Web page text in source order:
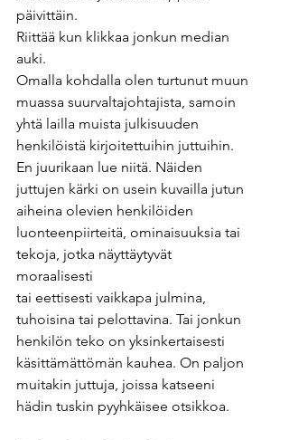
päivittäin.
Riittää kun klikkaa jonkun median
auki.
Omalla kohdalla olen turtunut muun
muassa suurvaltajohtajista, samoin
yhtä lailla muista julkisuuden
henkilöistä kirjoitettuihin juttuihin.
En juurikaan lue niitä. Näiden
juttujen kärki on usein kuvailla jutun
aiheina olevien henkilöiden
luonteenpiirteitä, ominaisuuksia tai
tekoja, jotka näyttäytyvät
moraalisesti
tai eettisesti vaikkapa julmina,
tuhoisina tai pelottavina. Tai jonkun
henkilön teko on yksinkertaisesti
käsittämättömän kauhea. On paljon
muitakin juttuja, joissa katseeni
hädin tuskin pyyhkäisee otsikkoa.